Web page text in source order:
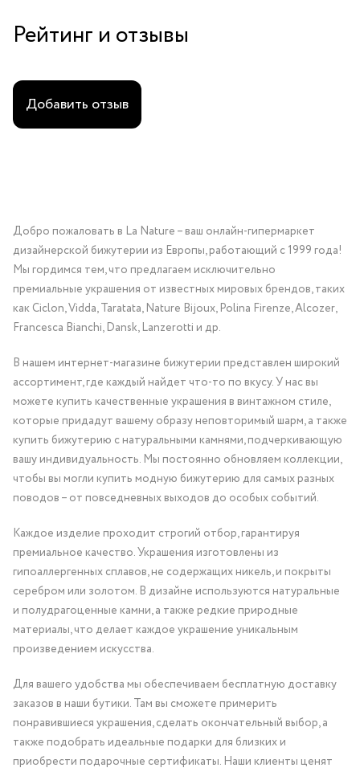
Рейтинг и отзывы
Добавить отзыв
Добро пожаловать в La Nature – ваш онлайн-гипермаркет
дизайнерской бижутерии из Европы, работающий с 1999 года!
Мы гордимся тем, что предлагаем исключительно
премиальные украшения от известных мировых брендов, таких
как Ciclon, Vidda, Taratata, Nature Bijoux, Polina Firenze, Alcozer,
Francesca Bianchi, Dansk, Lanzerotti и др.
В нашем интернет-магазине бижутерии представлен широкий
ассортимент, где каждый найдет что-то по вкусу. У нас вы
можете купить качественные украшения в винтажном стиле,
которые придадут вашему образу неповторимый шарм, а также
купить бижутерию с натуральными камнями, подчеркивающую
вашу индивидуальность. Мы постоянно обновляем коллекции,
чтобы вы могли купить модную бижутерию для самых разных
поводов – от повседневных выходов до особых событий.
Каждое изделие проходит строгий отбор, гарантируя
премиальное качество. Украшения изготовлены из
гипоаллергенных сплавов, не содержащих никель, и покрыты
серебром или золотом. В дизайне используются натуральные
и полудрагоценные камни, а также редкие природные
материалы, что делает каждое украшение уникальным
произведением искусства.
Для вашего удобства мы обеспечиваем бесплатную доставку
заказов в наши бутики. Там вы сможете примерить
понравившиеся украшения, сделать окончательный выбор, а
также подобрать идеальные подарки для близких и
приобрести подарочные сертификаты. Наши клиенты ценят